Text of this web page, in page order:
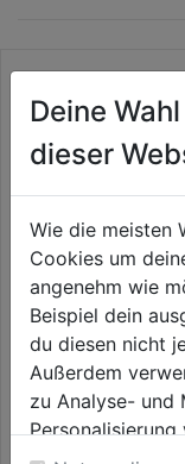
Schlitz-
Griff
0.0 (0)
0.0
von
10,59€
Deine
dieser
Wie die meisten
Cookies um
angenehm wie
Beispiel dein
du diesen nicht
Außerdem
zu Analyse- und
Einwilligung